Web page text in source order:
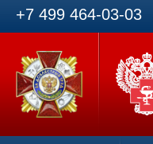
+7 499 464-03-03